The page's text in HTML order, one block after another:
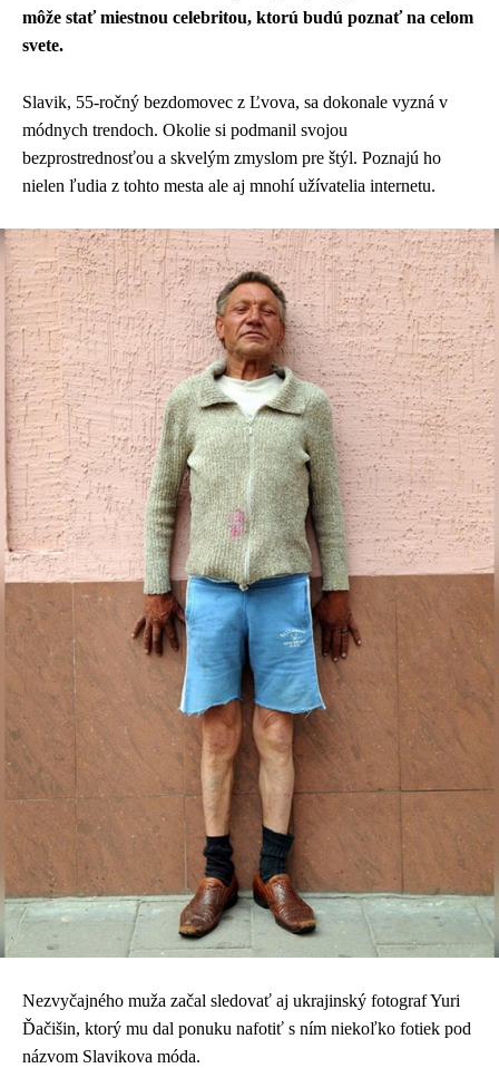
môže stať miestnou celebritou, ktorú budú poznať na celom
svete.
Slavik, 55-ročný bezdomovec z Ľvova, sa dokonale vyzná v
módnych trendoch. Okolie si podmanil svojou
bezprostrednosťou a skvelým zmyslom pre štýl. Poznajú ho
nielen ľudia z tohto mesta ale aj mnohí užívatelia internetu.
Nezvyčajného muža začal sledovať aj ukrajinský fotograf Yuri
Ďačišin, ktorý mu dal ponuku nafotiť s ním niekoľko fotiek pod
názvom Slavikova móda.